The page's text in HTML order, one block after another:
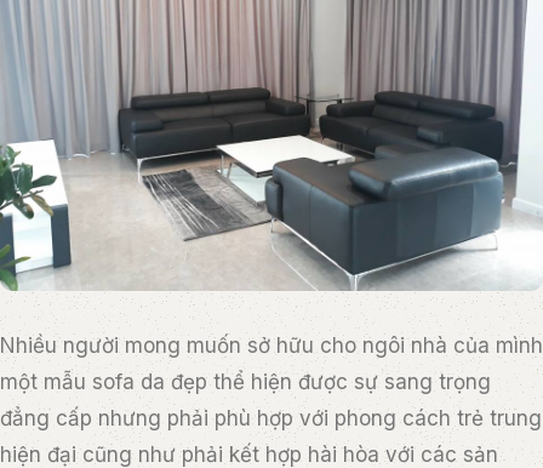
Nhiều người mong muốn sở hữu cho ngôi nhà của mình
một mẫu sofa da đẹp thể hiện được sự sang trọng
đẳng cấp nhưng phải phù hợp với phong cách trẻ trung
hiện đại cũng như phải kết hợp hài hòa với các sản